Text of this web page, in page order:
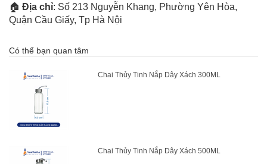
🏠 Địa chỉ: Số 213 Nguyễn Khang, Phường Yên Hòa,
Quận Cầu Giấy, Tp Hà Nội
Có thể bạn quan tâm
Chai Thủy Tinh Nắp Dây Xách 300ML
Chai Thủy Tinh Nắp Dây Xách 500ML